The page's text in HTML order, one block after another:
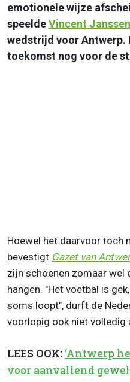
emotionele wijze
speeldeVincent Janssen
wedstrijd voor Antwerp.
toekomst nog voor de
Hoewel het daarvoor toch
bevestigt Gazet van
zijn schoenen zomaar wel
hangen. "Het voetbal is gek,
soms loopt", durft de
voorlopig ook niet volledig
LEES OOK: ‘Antwerp
voor aanvallend